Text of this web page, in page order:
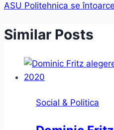
ASU Politehnica se
Similar Posts
Social & Politica